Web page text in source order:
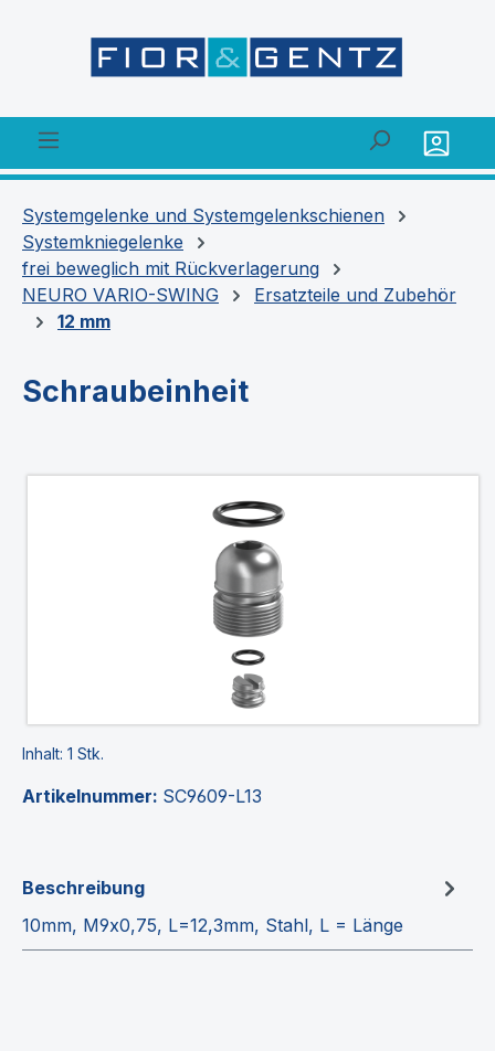
Systemgelenke und Systemgelenkschienen
Systemkniegelenke
frei beweglich mit Rückverlagerung
NEURO VARIO-SWING
Ersatzteile und Zubehör
12 mm
Schraubeinheit
Inhalt: 1 Stk.
Artikelnummer: SC9609-L13
Beschreibung
10mm, M9x0,75, L=12,3mm, Stahl, L = Länge